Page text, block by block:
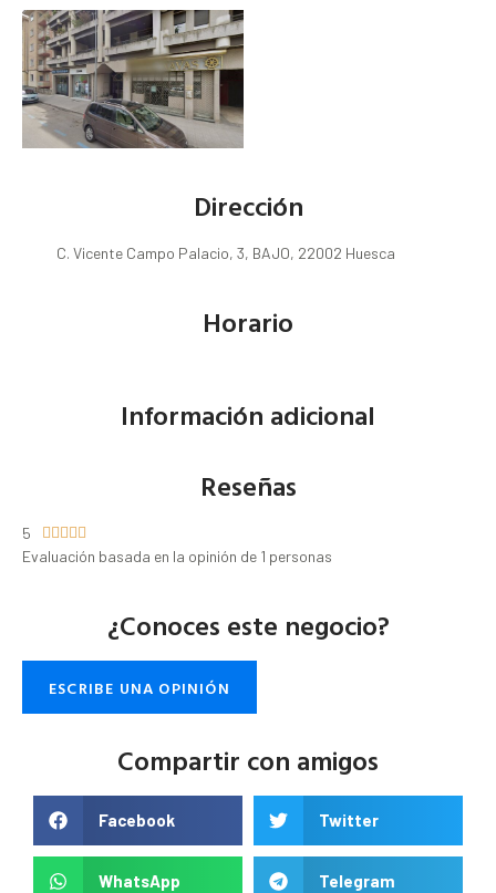
Dirección
C. Vicente Campo Palacio, 3, BAJO, 22002 Huesca
Horario
Información adicional
Reseñas
5     
Evaluación basada en la opinión de 1 personas
¿Conoces este negocio?
ESCRIBE UNA OPINIÓN
Compartir con amigos
Facebook Twitter
WhatsApp Telegram